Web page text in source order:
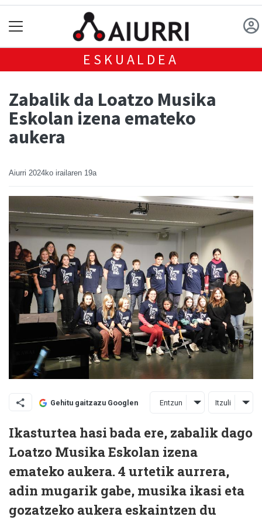
ESKUALDEA
Zabalik da Loatzo Musika
Eskolan izena emateko
aukera
Aiurri 2024ko irailaren 19a
Gehitu gaitzazu Googlen Entzun Itzuli
Ikasturtea hasi bada ere, zabalik dago
Loatzo Musika Eskolan izena
emateko aukera. 4 urtetik aurrera,
adin mugarik gabe, musika ikasi eta
gozatzeko aukera eskaintzen du